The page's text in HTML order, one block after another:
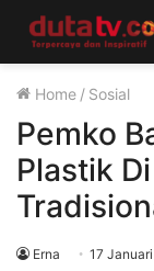
Home / Sosial
Pemko
Plastik
Erna 17